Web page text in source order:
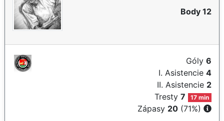
Body 12
Góly 6
I. Asistencie 4
II. Asistencie 2
Tresty7 17 min
Zápasy 20 (71%)